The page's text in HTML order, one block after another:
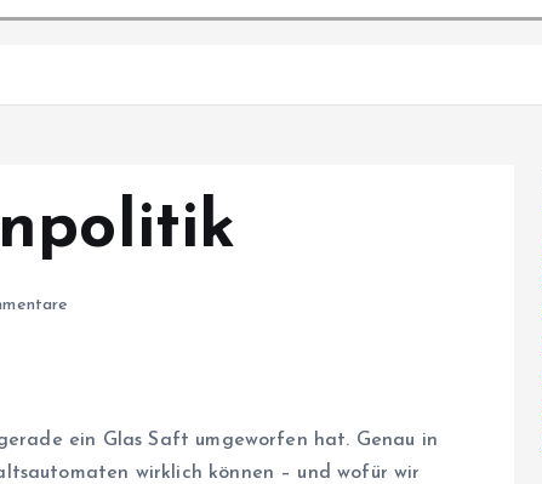
ein Glas Saft umgeworfen hat. Genau in
wirklich können – und wofür wir